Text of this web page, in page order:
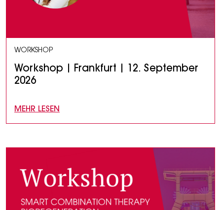
WORKSHOP
Workshop | Frankfurt | 12. September
2026
MEHR LESEN